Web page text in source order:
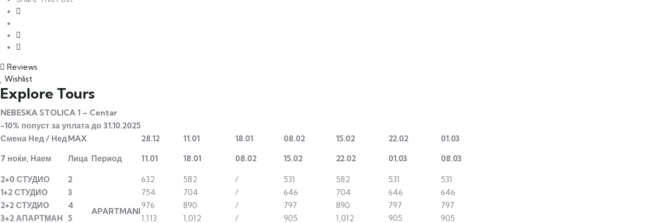
Reviews
Wishlist
Explore Tours
NEBESKA STOLICA 1 – Centar
-10% попуст за уплата до 31.10.2025
Смена Нед / Нед
7 ноќи, Наем
MAX
Лица Период
28.12
11.01
11.01
18.01
18.01
08.02
08.02
15.02
15.02
22.02
22.02
01.03
01.03
08.03
2+0 СТУДИО 2
APARTMANI
632 582 / 531 582 531
531
1+2 СТУДИО 3 754 704 / 646 704 646
646
2+2 СТУДИО 4 976 890 / 797 890 797
797
3+2 АПАРТМАН 5 1,113 1,012 / 905 1,012 905 905